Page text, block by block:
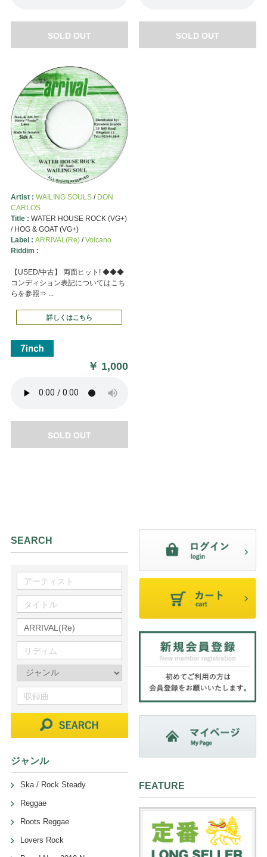
SOLD OUT SOLD OUT
Artist : WAILING SOULS/ DON
CARLOS
Title : WATER HOUSE ROCK (VG+)
/ HOG & GOAT (VG+)
Label : ARRIVAL(Re)/Volcano
Riddim :
【USED/中古】 両面ヒット! ◆◆◆
コンディション表記についてはこち
らを参照⇒ ...
詳しくはこちら
￥ 1,000
SOLD OUT
SEARCH
ジャンル
Ska / Rock Steady
Reggae
Roots Reggae
Lovers Rock
FEATURE